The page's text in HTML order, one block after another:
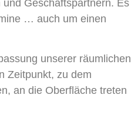
Geschäftspartnern. Es
… auch um einen
unserer räumlichen
Zeitpunkt, zu dem
an die Oberfläche treten